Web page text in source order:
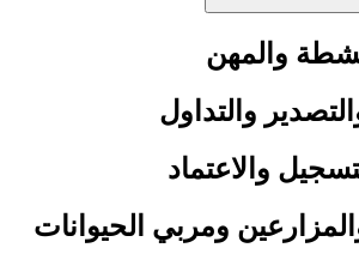
والمهن
والتداول
والاعتماد
ومربي الحيوانات